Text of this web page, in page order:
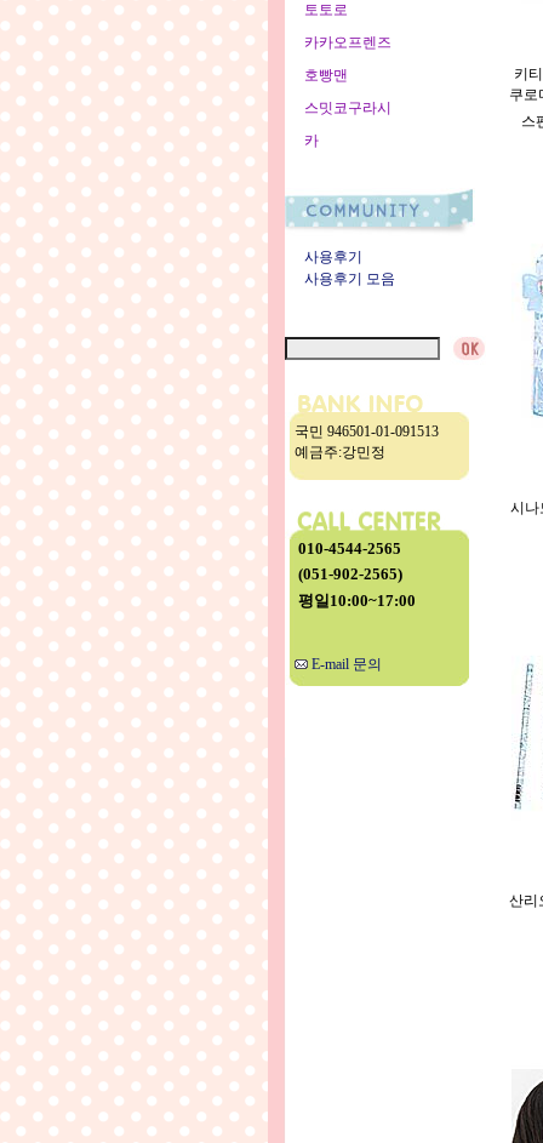
토토로
카카오프렌즈
호빵맨
스밋코구라시
카
사용후기
사용후기 모음
국민 946501-01-091513
예금주:강민정
010-4544-2565
(051-902-2565)
평일10:00~17:00
E-mail 문의
키
쿠로
스
시나
산리